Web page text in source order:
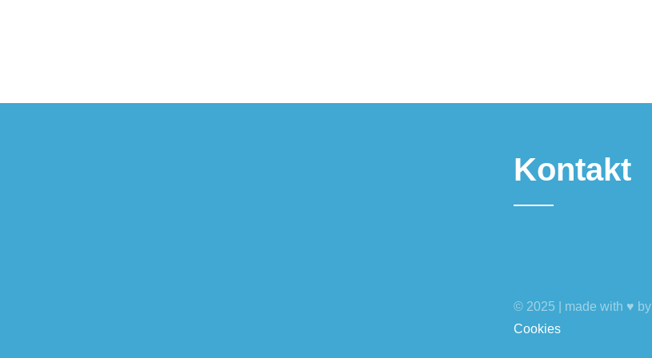
Kontakt
© 2025 | made with ♥ by
Cookies